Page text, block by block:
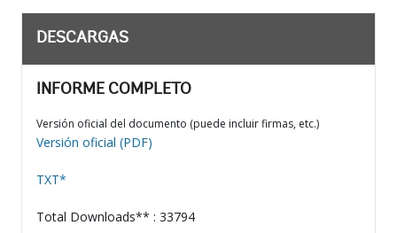
DESCARGAS
INFORME COMPLETO
Versión oficial del documento (puede incluir firmas, etc.)
Versión oficial (PDF)
TXT*
Total Downloads** : 33794